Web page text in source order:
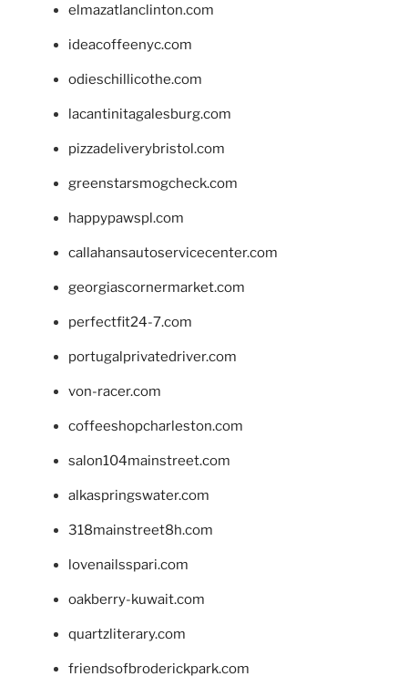
elmazatlanclinton.com
ideacoffeenyc.com
odieschillicothe.com
lacantinitagalesburg.com
pizzadeliverybristol.com
greenstarsmogcheck.com
happypawspl.com
callahansautoservicecenter.com
georgiascornermarket.com
perfectfit24-7.com
portugalprivatedriver.com
von-racer.com
coffeeshopcharleston.com
salon104mainstreet.com
alkaspringswater.com
318mainstreet8h.com
lovenailsspari.com
oakberry-kuwait.com
quartzliterary.com
friendsofbroderickpark.com